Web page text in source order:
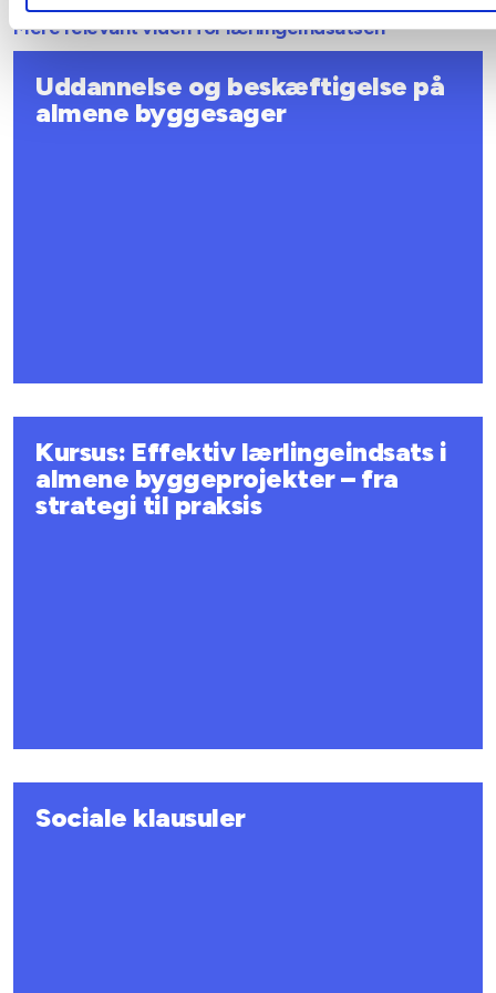
Mere relevant viden for lærlingeindsatsen
Uddannelse og beskæftigelse på
almene byggesager
Kursus: Effektiv lærlingeindsats i
almene byggeprojekter – fra
strategi til praksis
Sociale klausuler